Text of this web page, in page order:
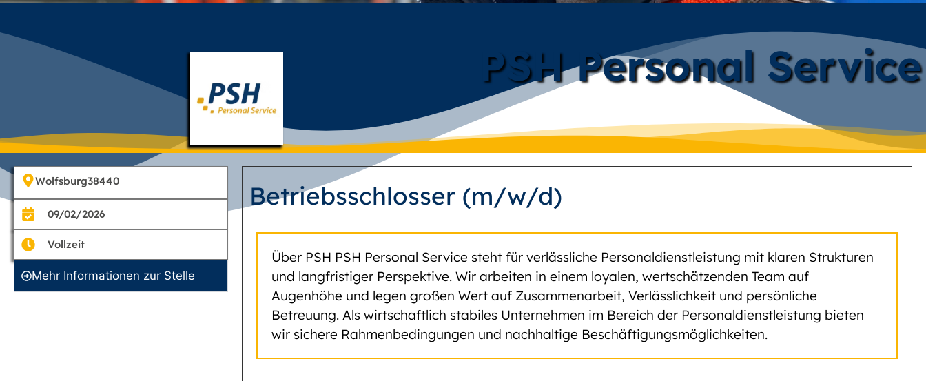
PSH Personal Service
Wolfsburg38440
09/02/2026
Vollzeit
Mehr Informationen zur Stelle
Betriebsschlosser (m/w/d)
Über PSH PSH Personal Service steht für verlässliche Personaldienstleistung mit klaren Strukturen
und langfristiger Perspektive. Wir arbeiten in einem loyalen, wertschätzenden Team auf
Augenhöhe und legen großen Wert auf Zusammenarbeit, Verlässlichkeit und persönliche
Betreuung. Als wirtschaftlich stabiles Unternehmen im Bereich der Personaldienstleistung bieten
wir sichere Rahmenbedingungen und nachhaltige Beschäftigungsmöglichkeiten.